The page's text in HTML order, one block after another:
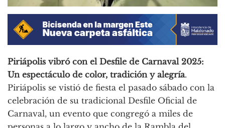
Piriápolis vibró con el Desfile de Carnaval 2025:
Un espectáculo de color, tradición y alegría.
Piriápolis se vistió de fiesta el pasado sábado con la
celebración de su tradicional Desfile Oficial de
Carnaval, un evento que congregó a miles de